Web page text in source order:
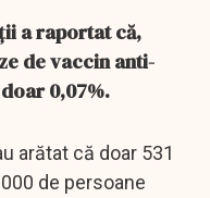
a raportat că,
de vaccin anti-
0,07%.
arătat că doar 531
de persoane